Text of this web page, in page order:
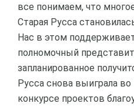
все понимаем, что
Старая Русса
Нас в этом
полномочный
запланированное
Русса снова выиграла
конкурсе проектов